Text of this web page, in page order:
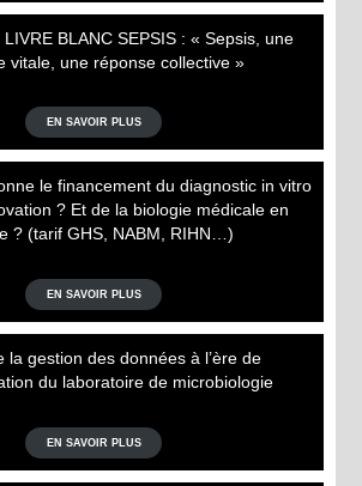
BLANC SEPSIS : « Sepsis, une
vitale, une réponse collective »
EN SAVOIR PLUS
le financement du diagnostic in vitro
? Et de la biologie médicale en
? (tarif GHS, NABM, RIHN…)
EN SAVOIR PLUS
la gestion des données à l’ère de
du laboratoire de microbiologie
EN SAVOIR PLUS